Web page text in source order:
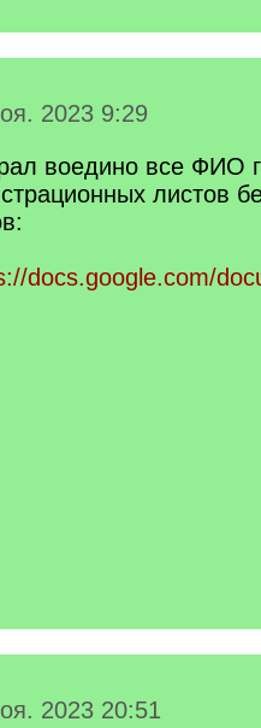
2023 9:29
воедино все ФИО
листов
docs.google.com/
2023 20:51